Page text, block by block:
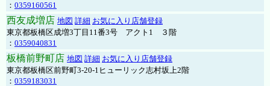
： 0359160561
西友成増店 地図 詳細 お気に入り店舗登録
東京都板橋区成増3丁目11番3号 アクト1 ３階
： 0359040831
板橋前野町店 地図 詳細 お気に入り店舗登録
東京都板橋区前野町3-20-1ヒューリック志村坂上2階
： 0359183031